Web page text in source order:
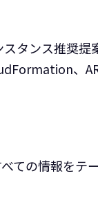
タンス推奨提
、
の情報をテ